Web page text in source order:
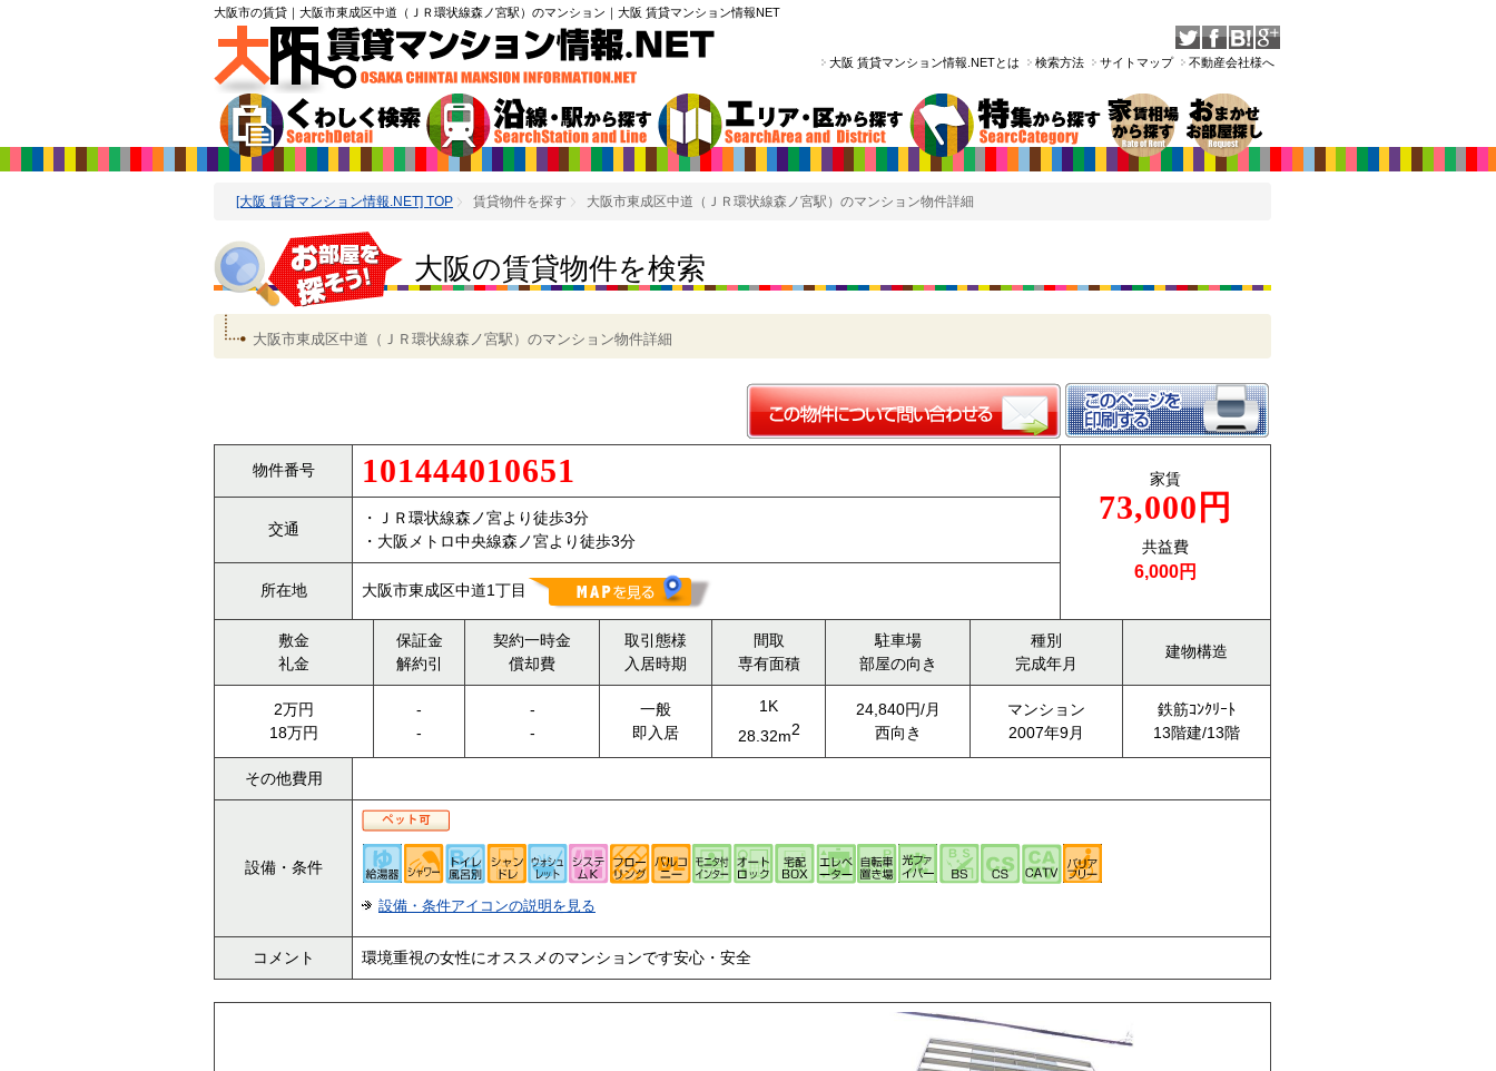
大阪市の賃貸 ｜大阪市東成区中道（ＪＲ環状線森ノ宮駅）のマンション｜大阪 賃貸マンション情報NET
大阪 賃貸マンション情報.NETとは 検索方法 サイトマップ 不動産会社様へ
[大阪 賃貸マンション情報.NET] TOP 賃貸物件を探す 大阪市東成区中道（ＪＲ環状線森ノ宮駅）のマンション物件詳細
大阪の賃貸物件を検索
大阪市東成区中道（ＪＲ環状線森ノ宮駅）のマンション物件詳細
物件番号 101444010651 家賃
73,000円
共益費
6,000円
交通
・ＪＲ環状線森ノ宮より徒歩3分
・大阪メトロ中央線森ノ宮より徒歩3分
所在地 大阪市東成区中道1丁目
敷金
礼金
保証金
解約引
契約一時金
償却費
取引態様
入居時期
間取
専有面積
駐車場
部屋の向き
種別
完成年月
建物構造
2万円
18万円
-
-
-
-
一般
即入居
1K
28.32m2
24,840円/月
西向き
マンション
2007年9月
鉄筋ｺﾝｸﾘｰﾄ
13階建/13階
その他費用
設備・条件
設備・条件アイコンの説明を見る
コメント 環境重視の女性にオススメのマンションです安心・安全